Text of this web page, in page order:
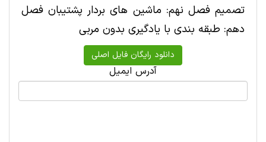
تصمیم فصل نهم: ماشین های بردار پشتیبان فصل
دهم: طبقه بندی با یادگیری بدون مربی
آدرس ایمیل